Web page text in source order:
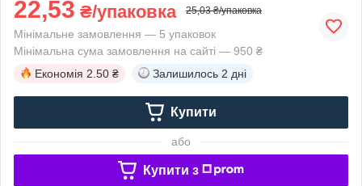
22,53 ₴/упаковка 25,03 ₴/упаковка
Мінімальне замовлення — 5 упаковок
Мінімальна сума замовлення на сайті — 950 ₴
Економія 2.50 ₴ Залишилось 2 дні
Купити
або
Купити з